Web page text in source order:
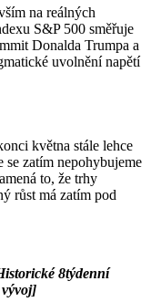
na reálných
S&P 500 směřuje
Donalda Trumpa a
uvolnění napětí
května stále lehce
se zatím nepohybujeme
to, že trhy
růst má zatím pod
8týdenní